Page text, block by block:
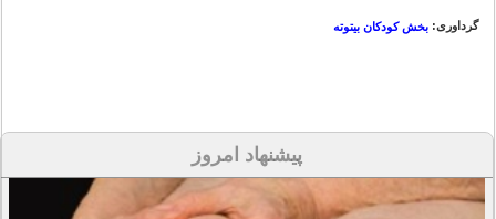
گرداوری: بخش کودکان بیتوته
پیشنهاد امروز